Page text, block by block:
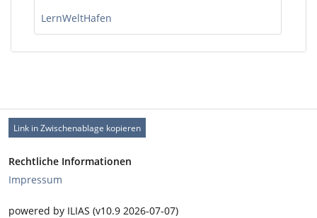
LernWeltHafen
Link in Zwischenablage kopieren
Rechtliche Informationen
Impressum
powered by ILIAS (v10.9 2026-07-07)